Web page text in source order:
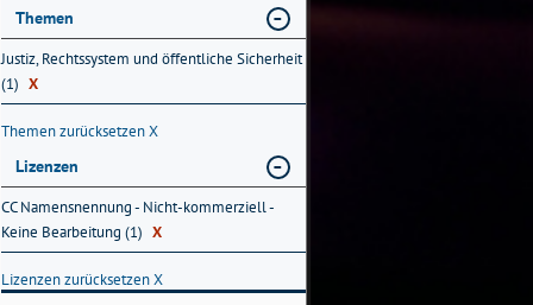
Themen
Justiz, Rechtssystem und öffentliche Sicherheit
(1) X
Themen zurücksetzenX
Lizenzen
CC Namensnennung - Nicht-kommerziell -
Keine Bearbeitung (1) X
Lizenzen zurücksetzenX